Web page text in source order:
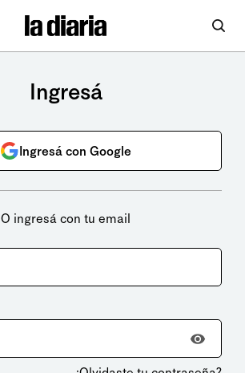
Ingresá
Ingresá con Google
O ingresá con tu email